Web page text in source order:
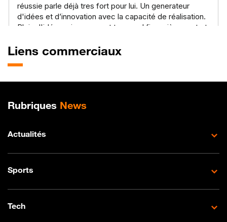
Liens commerciaux
Plan de site
Rubriques